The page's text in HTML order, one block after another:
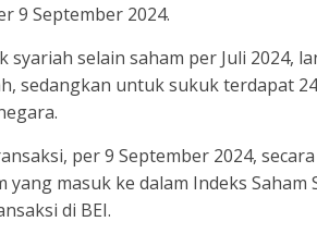
9 September 2024.
syariah selain saham per Juli 2024,
sedangkan untuk sukuk terdapat
per 9 September 2024, secara
yang masuk ke dalam Indeks
di BEI.